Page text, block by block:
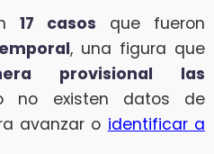
17 casos que fueron
, una figura que
provisional las
no existen datos de
avanzar o identificar a